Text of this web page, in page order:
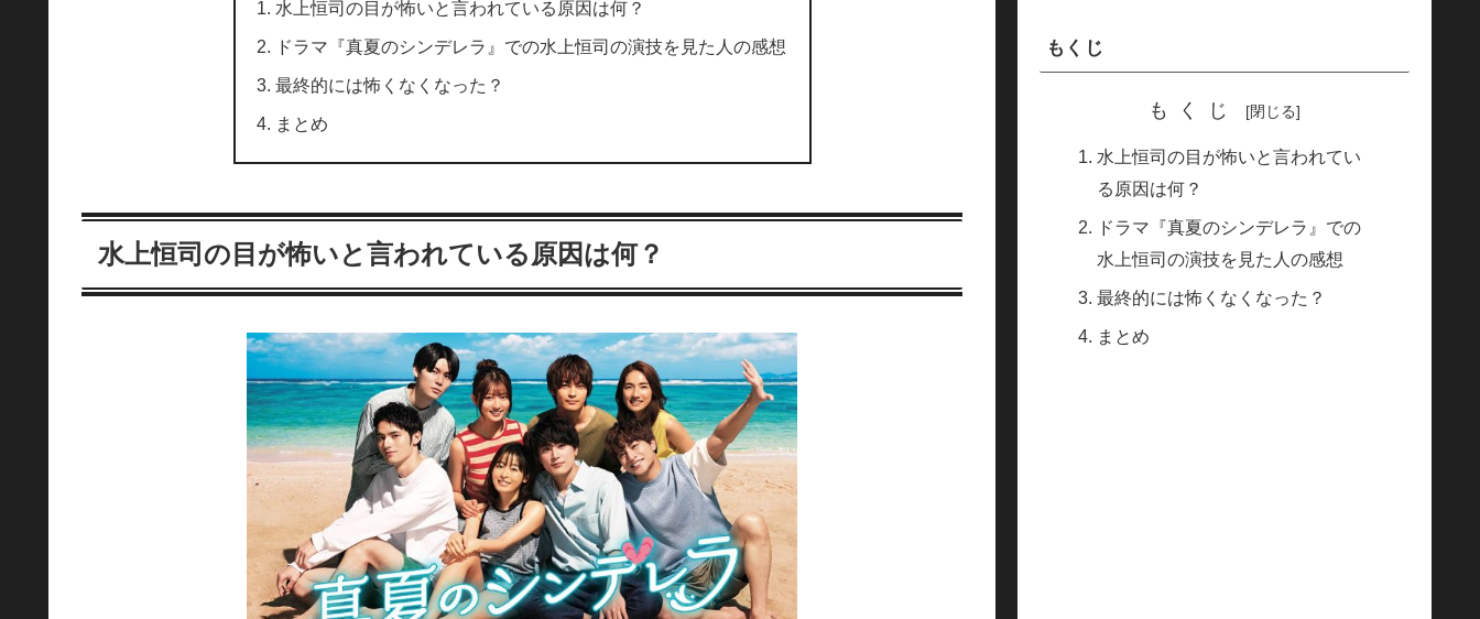
水上恒司の目が怖いと言われている原因は何？
ドラマ『真夏のシンデレラ』での水上恒司の演技を見た人の感想
最終的には怖くなくなった？
まとめ
水上恒司の目が怖いと言われている原因は何？
もくじ
もくじ
水上恒司の目が怖いと言われてい
る原因は何？
ドラマ『真夏のシンデレラ』での
水上恒司の演技を見た人の感想
最終的には怖くなくなった？
まとめ